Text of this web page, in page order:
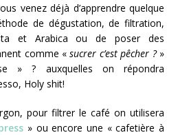
venez déjà d’apprendre quelque
de dégustation, de filtration,
et Arabica ou de poser des
comme «sucrer c’est pêcher ?»
» ? auxquelles on répondra
Holy shit!
pour filtrer le café on utilisera
» ou encore une « cafetière à